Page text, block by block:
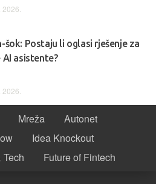
šok: Postaju li oglasi rješenje za
AI asistente?
Mreža
Autonet
Idea Knockout
Tech
Future of Fintech